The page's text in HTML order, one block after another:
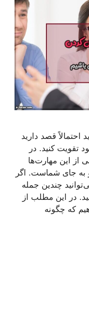
احتمالاً قصد دارید
تقویت کنید. در
از این مهارت‌ها
جای شماست. اگر
چندین جمله
در این مطلب از
که چگونه